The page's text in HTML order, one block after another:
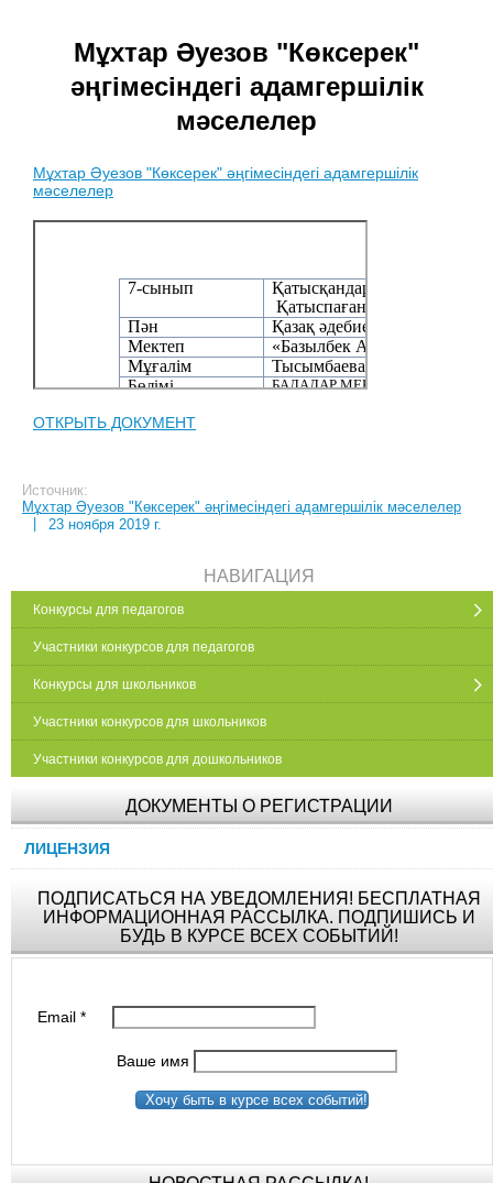
Мұхтар Әуезов "Көксерек"
әңгімесіндегі адамгершілік
мәселелер
Мұхтар Әуезов "Көксерек" әңгімесіндегі адамгершілік
мәселелер
ОТКРЫТЬ ДОКУМЕНТ
Источник:
Мұхтар Әуезов "Көксерек" әңгімесіндегі адамгершілік мәселелер
23 ноября 2019 г.
НАВИГАЦИЯ
Конкурсы для педагогов
Участники конкурсов для педагогов
Конкурсы для школьников
Участники конкурсов для школьников
Участники конкурсов для дошкольников
ДОКУМЕНТЫ О РЕГИСТРАЦИИ
ЛИЦЕНЗИЯ
ПОДПИСАТЬСЯ НА УВЕДОМЛЕНИЯ! БЕСПЛАТНАЯ
ИНФОРМАЦИОННАЯ РАССЫЛКА. ПОДПИШИСЬ И
БУДЬ В КУРСЕ ВСЕХ СОБЫТИЙ!
Email*
Ваше имя
Хочу быть в курсе всех событий!